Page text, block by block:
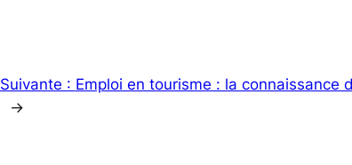
Suivante : Emploi en tourisme : la connaissance
→